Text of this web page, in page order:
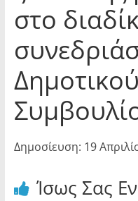
στο
Δημοτικού
Δημοσίευση: 19
Ίσως Σας